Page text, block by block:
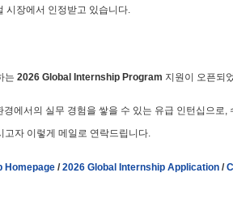
시장에서 인정받고 있습니다.
는 2026 Global Internship Program 지원이 오픈되
경에서의 실무 경험을 쌓을 수 있는 유급 인턴십으로,
고자 이렇게 메일로 연락드립니다.
Homepage /2026 Global Internship Application /